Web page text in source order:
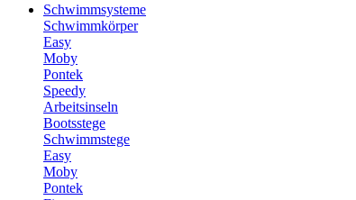
Schwimmsysteme
Schwimmkörper
Easy
Moby
Pontek
Speedy
Arbeitsinseln
Bootsstege
Schwimmstege
Easy
Moby
Pontek